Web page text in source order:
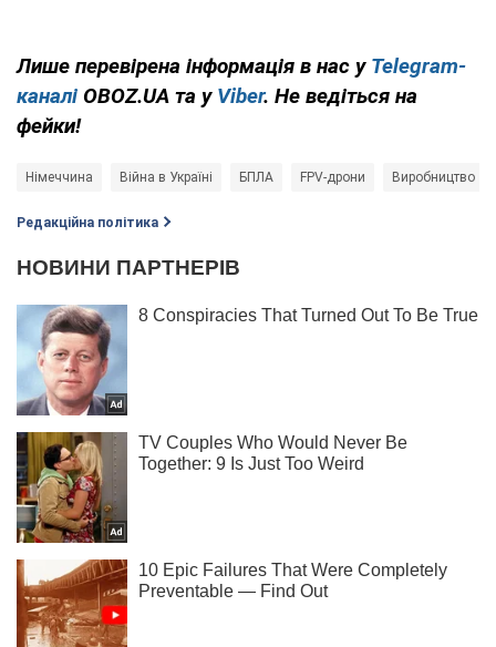
Лише перевірена інформація в нас у Telegram-
каналі OBOZ.UA та у Viber. Не ведіться на
фейки!
Німеччина Війна в Україні БПЛА FPV-дрони Виробництво
Редакційна політика